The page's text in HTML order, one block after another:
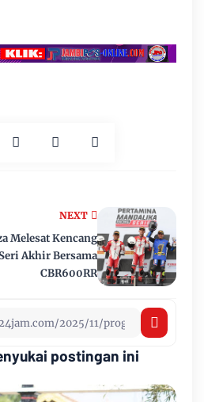
NEXT
Melesat Kencang
Akhir Bersama
CBR600RR
postingan ini